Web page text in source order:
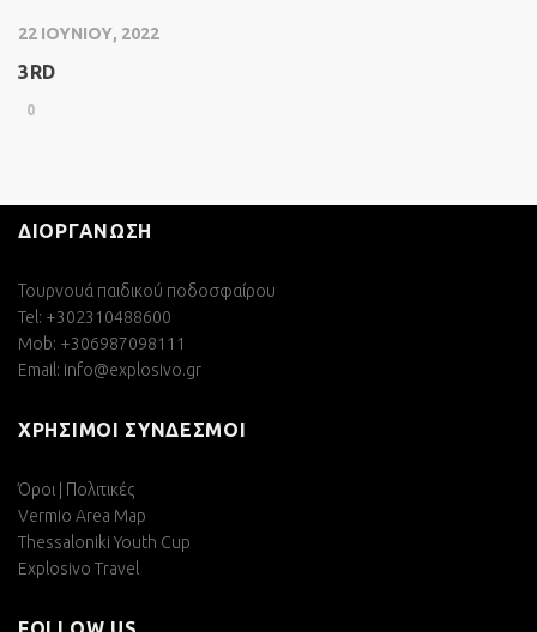
22 ΙΟΥΝΊΟΥ, 2022
3RD
0
ΔΙΟΡΓΑΝΩΣΗ
Τουρνουά παιδικού ποδοσφαίρου
Tel: +302310488600
Mob: +306987098111
Email: info@explosivo.gr
ΧΡΗΣΙΜΟΙ ΣΥΝΔΕΣΜΟΙ
Όροι | Πολιτικές
Vermio Area Map
Thessaloniki Youth Cup
Explosivo Travel